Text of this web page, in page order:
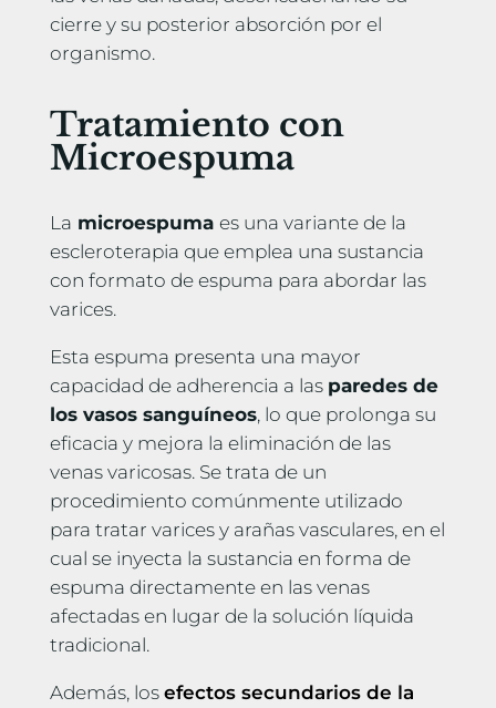
cierre y su posterior absorción por el
organismo.
Tratamiento con
Microespuma
La microespuma es una variante de la
escleroterapia que emplea una sustancia
con formato de espuma para abordar las
varices.
Esta espuma presenta una mayor
capacidad de adherencia a las paredes de
los vasos sanguíneos, lo que prolonga su
eficacia y mejora la eliminación de las
venas varicosas. Se trata de un
procedimiento comúnmente utilizado
para tratar varices y arañas vasculares, en el
cual se inyecta la sustancia en forma de
espuma directamente en las venas
afectadas en lugar de la solución líquida
tradicional.
Además, los efectos secundarios de la